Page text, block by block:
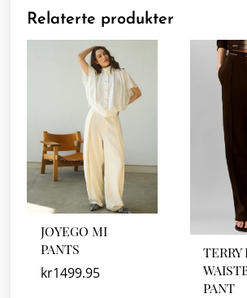
Relaterte produkter
JOYEGO MI
PANTS
kr1499.95
TERRY
PANT